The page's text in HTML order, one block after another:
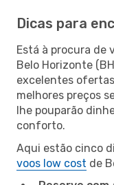
Dicas para
Está à procura de
Belo Horizonte
excelentes
melhores preços
lhe pouparão
conforto.
Aqui estão cinco
voos low cost de